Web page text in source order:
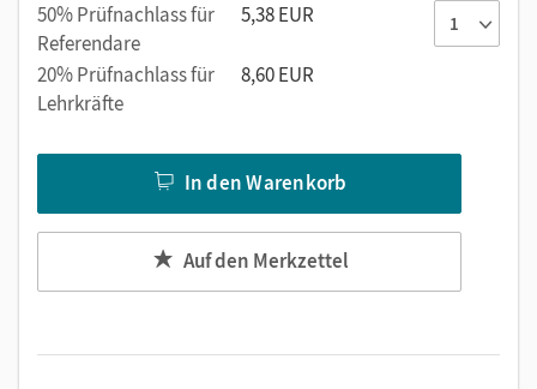
50% Prüfnachlass für
Referendare
5,38 EUR
20% Prüfnachlass für
Lehrkräfte
8,60 EUR
In den Warenkorb
Auf den Merkzettel